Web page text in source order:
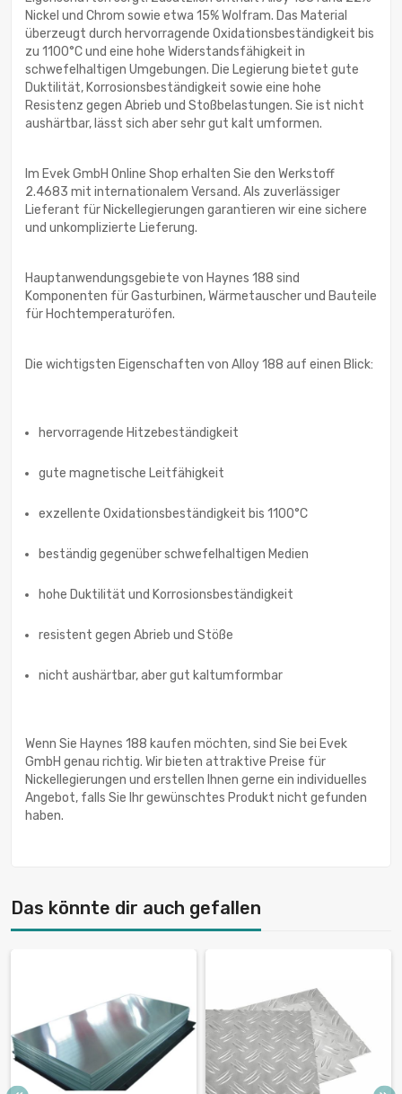
Nickel und Chrom sowie etwa 15% Wolfram. Das Material
überzeugt durch hervorragende Oxidationsbeständigkeit bis
zu 1100°C und eine hohe Widerstandsfähigkeit in
schwefelhaltigen Umgebungen. Die Legierung bietet gute
Duktilität, Korrosionsbeständigkeit sowie eine hohe
Resistenz gegen Abrieb und Stoßbelastungen. Sie ist nicht
aushärtbar, lässt sich aber sehr gut kalt umformen.
Im Evek GmbH Online Shop erhalten Sie den Werkstoff
2.4683 mit internationalem Versand. Als zuverlässiger
Lieferant für Nickellegierungen garantieren wir eine sichere
und unkomplizierte Lieferung.
Hauptanwendungsgebiete von Haynes 188 sind
Komponenten für Gasturbinen, Wärmetauscher und Bauteile
für Hochtemperaturöfen.
Die wichtigsten Eigenschaften von Alloy 188 auf einen Blick:
hervorragende Hitzebeständigkeit
gute magnetische Leitfähigkeit
exzellente Oxidationsbeständigkeit bis 1100°C
beständig gegenüber schwefelhaltigen Medien
hohe Duktilität und Korrosionsbeständigkeit
resistent gegen Abrieb und Stöße
nicht aushärtbar, aber gut kaltumformbar
Wenn Sie Haynes 188 kaufen möchten, sind Sie bei Evek
GmbH genau richtig. Wir bieten attraktive Preise für
Nickellegierungen und erstellen Ihnen gerne ein individuelles
Angebot, falls Sie Ihr gewünschtes Produkt nicht gefunden
haben.
Das könnte dir auch gefallen